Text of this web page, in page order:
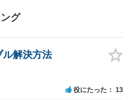
グ
ル解決方法
役にたった 13